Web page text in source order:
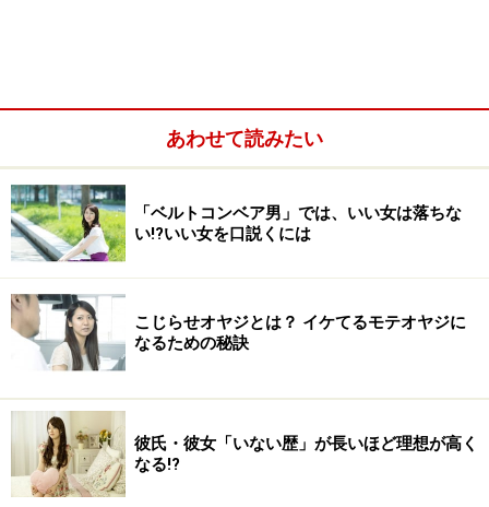
「こじらせオヤジ」とは？
そもそも、「こじらせオヤジ」とは何なのでしょうか？
簡単に説明すると、「イケてるオヤジになれるスペック
あわせて読みたい
「ベルトコンベア男」では、いい女は落ちな
い!?いい女を口説くには
こじらせオヤジとは？ イケてるモテオヤジに
なるための秘訣
彼氏・彼女「いない歴」が長いほど理想が高く
なる!?